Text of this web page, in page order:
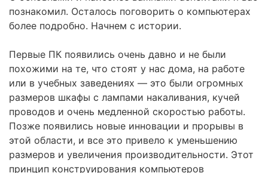
познакомил. Осталось поговорить о компьютерах
более подробно. Начнем с истории.
Первые ПК появились очень давно и не были
похожими на те, что стоят у нас дома, на работе
или в учебных заведениях — это были огромных
размеров шкафы с лампами накаливания, кучей
проводов и очень медленной скоростью работы.
Позже появились новые инновации и прорывы в
этой области, и все это привело к уменьшению
размеров и увеличения производительности. Этот
принцип конструирования компьютеров